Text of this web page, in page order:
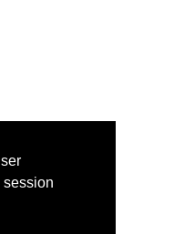
session